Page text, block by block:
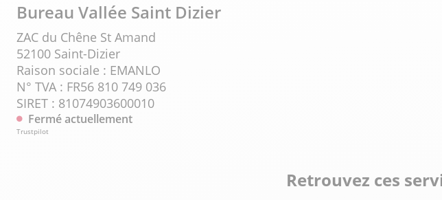
Bureau Vallée Saint Dizier
ZAC du Chêne St Amand
52100 Saint-Dizier
Raison sociale : EMANLO
N° TVA : FR56 810 749 036
SIRET : 81074903600010
Fermé actuellement
Trustpilot
Retrouvez ces